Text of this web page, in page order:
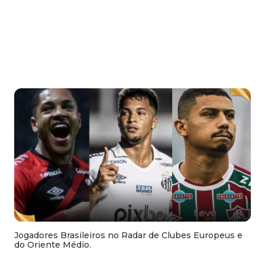
Jogadores Brasileiros no Radar de Clubes Europeus e
do Oriente Médio.